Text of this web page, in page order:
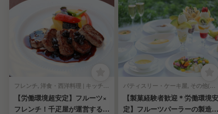
フレンチ, 洋食・西洋料理 | キッチンスタッフ
【労働環境超安定】フルーツ×
フレンチ！千疋屋が運営するレ
パティスリー・ケーキ屋, その他(料理ジャンル) | キッチンスタッフ
【製菓経験者歓迎＊労働環境安
定】フルーツパーラーの製造・